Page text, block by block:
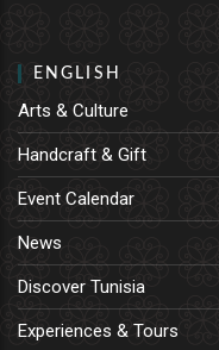
ENGLISH
Arts & Culture
Handcraft & Gift
Event Calendar
News
Discover Tunisia
Experiences & Tours